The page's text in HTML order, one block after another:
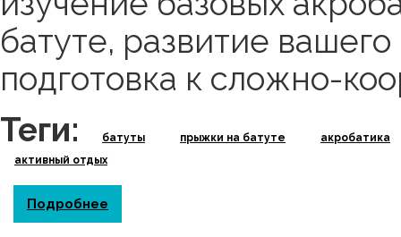
батуте, развитие
подготовка к сложно-
Теги:
батуты прыжки на батуте
акробатика
активный отдых
Подробнее